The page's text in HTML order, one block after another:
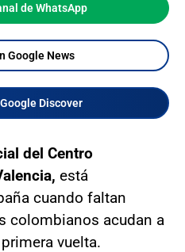
de WhatsApp
Google News
Discover
del Centro
está
cuando faltan
colombianos acudan a
vuelta.